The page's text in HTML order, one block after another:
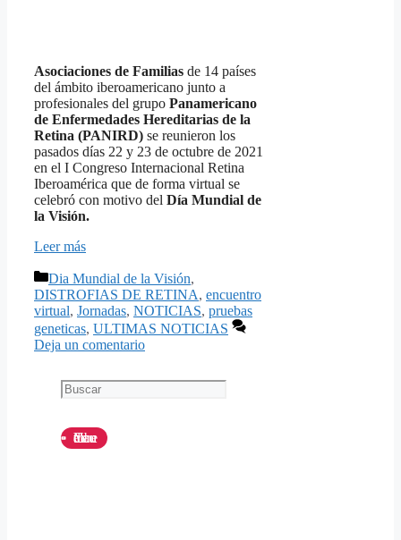
Asociaciones de Familias de 14 países
del ámbito iberoamericano junto a
profesionales del grupo Panamericano
de Enfermedades Hereditarias de la
Retina (PANIRD) se reunieron los
pasados días 22 y 23 de octubre de 2021
en el I Congreso Internacional Retina
Iberoamérica que de forma virtual se
celebró con motivo del Día Mundial de
la Visión.
Leer más
Categorías
Dia Mundial de la Visión,
DISTROFIAS DE RETINA, encuentro
virtual, Jornadas, NOTICIAS, pruebas
geneticas, ULTIMAS NOTICIAS
Deja un comentario
Buscar
Canal de Youtube